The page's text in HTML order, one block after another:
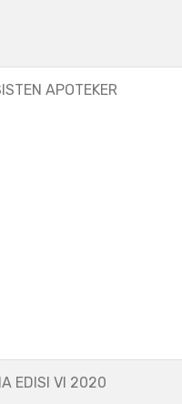
APOTEKER
EDISI VI 2020